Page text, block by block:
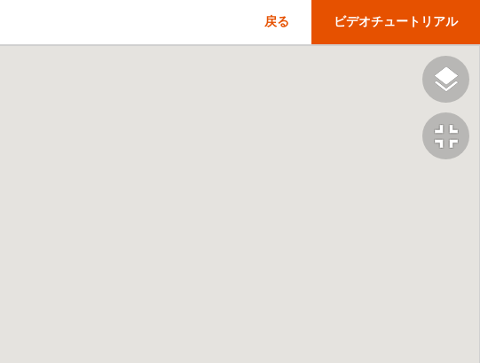
ビデオチュートリアル
戻る
fullscreen_exit